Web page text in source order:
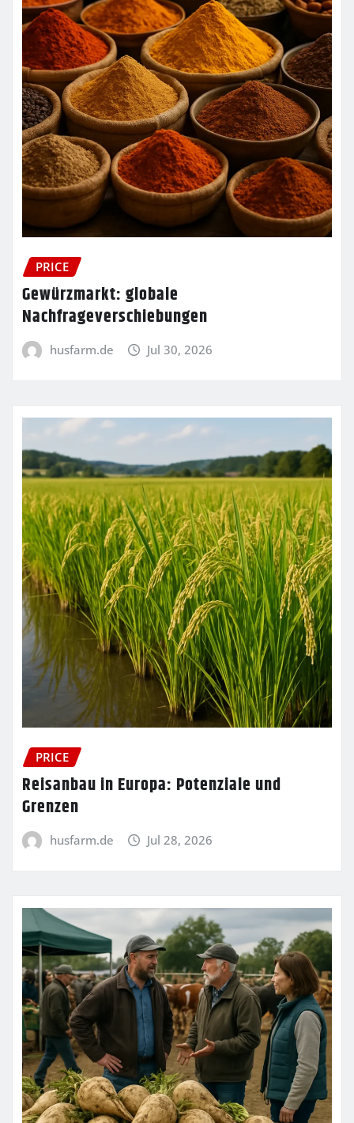
PRICE
Gewürzmarkt: globale
Nachfrageverschiebungen
husfarm.de Jul 30, 2026
PRICE
Reisanbau in Europa: Potenziale und
Grenzen
husfarm.de Jul 28, 2026